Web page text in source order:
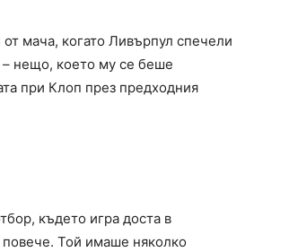
мача, когато Ливърпул спечели
– нещо, което му се беше
при Клоп през предходния
където игра доста в
повече. Той имаше няколко